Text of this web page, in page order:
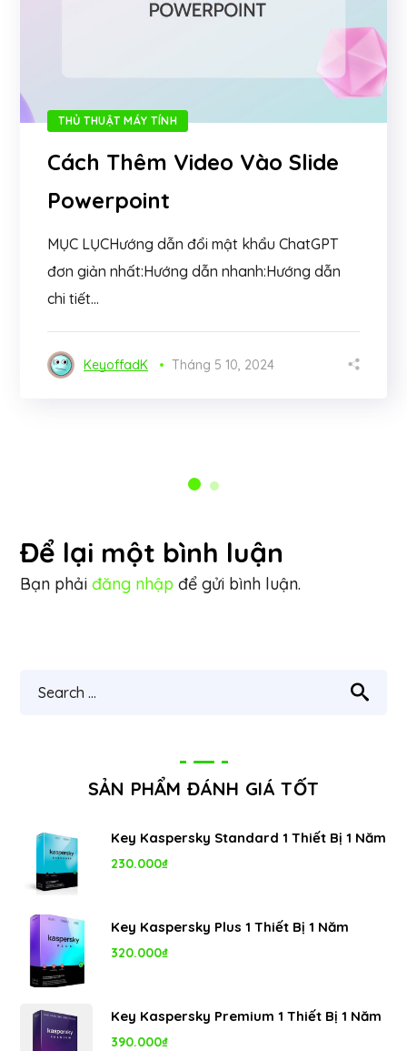
THỦ THUẬT MÁY TÍNH
Cách Thêm Video Vào Slide
Powerpoint
MỤC LỤCHướng dẫn đổi mật khẩu ChatGPT
đơn giản nhất:Hướng dẫn nhanh:Hướng dẫn
chi tiết...
KeyoffadK Tháng 5 10, 2024
Để lại một bình luận
Bạn phảiđăng nhập để gửi bình luận.
SẢN PHẨM ĐÁNH GIÁ TỐT
Key Kaspersky Standard 1 Thiết Bị 1 Năm
230.000₫
Key Kaspersky Plus 1 Thiết Bị 1 Năm
320.000₫
Key Kaspersky Premium 1 Thiết Bị 1 Năm
390.000₫